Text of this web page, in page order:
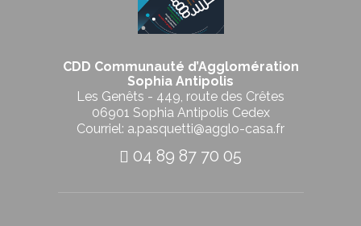
CDD Communauté d’Agglomération
Sophia Antipolis
Les Genêts - 449, route des Crêtes
06901 Sophia Antipolis Cedex
Courriel: a.pasquetti@agglo-casa.fr
04 89 87 70 05